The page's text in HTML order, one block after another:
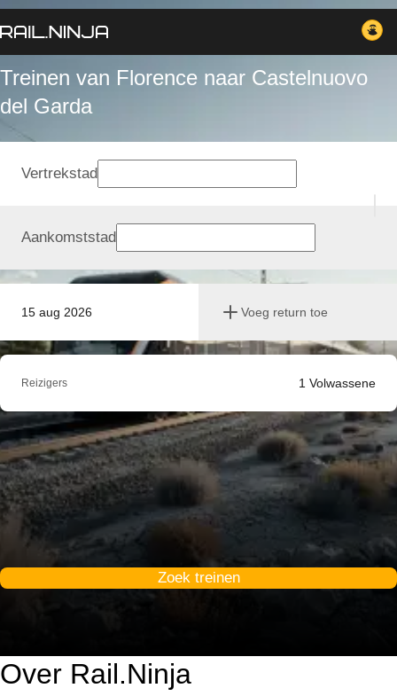
Treinen van Florence naar Castelnuovo
del Garda
15 aug 2026 Voeg return toe
Vertrekstad
Aankomststad
Reizigers 1 Volwassene
Zoek treinen
Over Rail.Ninja